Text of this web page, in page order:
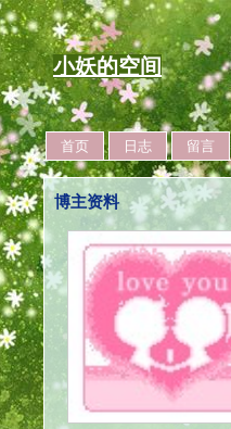
小妖的空间
首页 日志 留言
博主资料